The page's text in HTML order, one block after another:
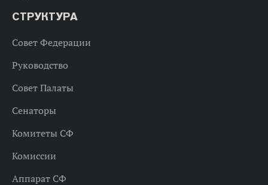
СТРУКТУРА
Совет Федерации
Руководство
Совет Палаты
Сенаторы
Комитеты СФ
Комиссии
Аппарат СФ